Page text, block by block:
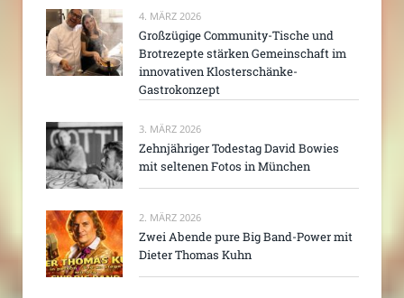
4. MÄRZ 2026
Großzügige Community-Tische und
Brotrezepte stärken Gemeinschaft im
innovativen Klosterschänke-
Gastrokonzept
3. MÄRZ 2026
Zehnjähriger Todestag David Bowies
mit seltenen Fotos in München
2. MÄRZ 2026
Zwei Abende pure Big Band-Power mit
Dieter Thomas Kuhn